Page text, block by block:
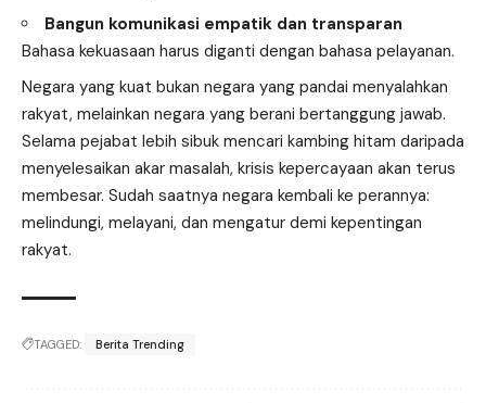
Bangun komunikasi empatik dan transparan
Bahasa kekuasaan harus diganti dengan bahasa pelayanan.
Negara yang kuat bukan negara yang pandai menyalahkan
rakyat, melainkan negara yang berani bertanggung jawab.
Selama pejabat lebih sibuk mencari kambing hitam daripada
menyelesaikan akar masalah, krisis kepercayaan akan terus
membesar. Sudah saatnya negara kembali ke perannya:
melindungi, melayani, dan mengatur demi kepentingan
rakyat.
TAGGED: Berita Trending